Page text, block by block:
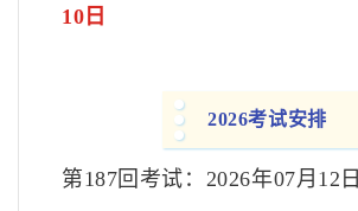
10日
2026考试安排
第187回考试：2026年07月12日